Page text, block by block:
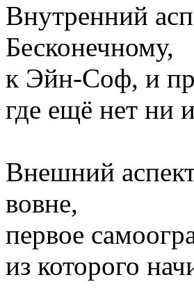
Внутренний
Бесконечному,
к Эйн-Соф, и
где ещё нет ни
Внешний
вовне,
первое
из которого